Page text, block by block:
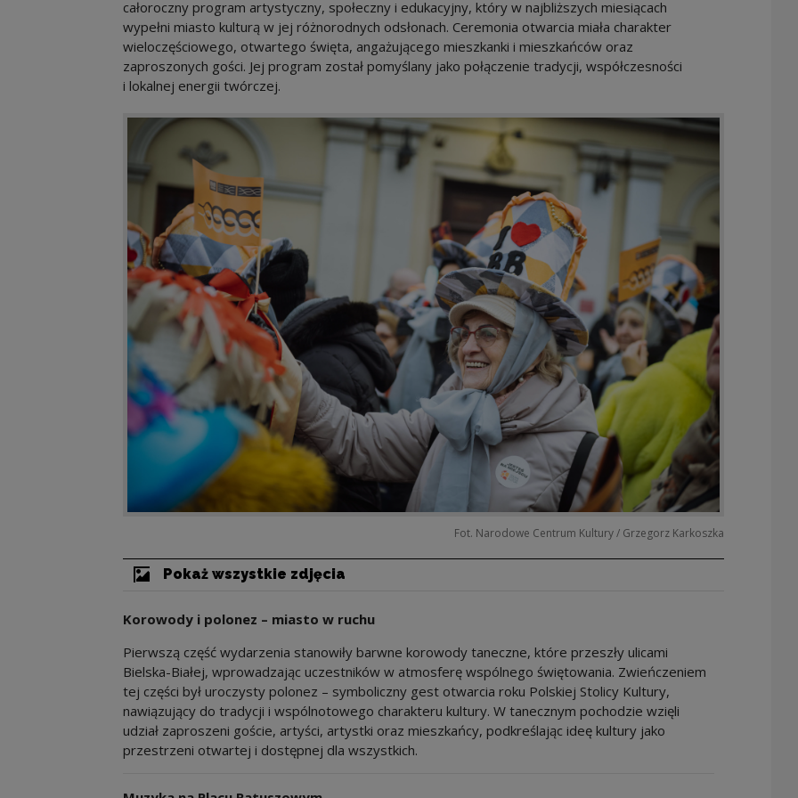
całoroczny program artystyczny, społeczny i edukacyjny, który w najbliższych miesiącach
wypełni miasto kulturą w jej różnorodnych odsłonach. Ceremonia otwarcia miała charakter
wieloczęściowego, otwartego święta, angażującego mieszkanki i mieszkańców oraz
zaproszonych gości. Jej program został pomyślany jako połączenie tradycji, współczesności
i lokalnej energii twórczej.
Fot. Narodowe Centrum Kultury / Grzegorz Karkoszka
Pokaż wszystkie zdjęcia
Korowody i polonez – miasto w ruchu
Pierwszą część wydarzenia stanowiły barwne korowody taneczne, które przeszły ulicami
Bielska-Białej, wprowadzając uczestników w atmosferę wspólnego świętowania. Zwieńczeniem
tej części był uroczysty polonez – symboliczny gest otwarcia roku Polskiej Stolicy Kultury,
nawiązujący do tradycji i wspólnotowego charakteru kultury. W tanecznym pochodzie wzięli
udział zaproszeni goście, artyści, artystki oraz mieszkańcy, podkreślając ideę kultury jako
przestrzeni otwartej i dostępnej dla wszystkich.